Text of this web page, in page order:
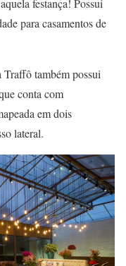
para casamentos de
Traffô também possui
conta com
em dois
lateral.